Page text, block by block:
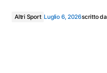
Altri Sport Luglio 6, 2026scritto da